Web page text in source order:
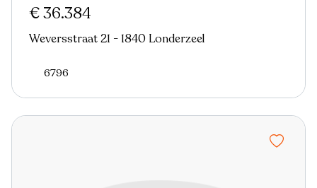
€ 36.384
Weversstraat 21 - 1840 Londerzeel
6796